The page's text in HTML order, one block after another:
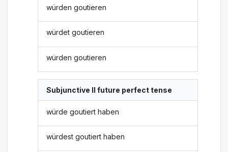
würden goutieren
würdet goutieren
würden goutieren
Subjunctive II future perfect tense
würde goutiert haben
würdest goutiert haben